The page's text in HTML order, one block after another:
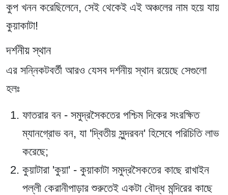
কুপ খনন করেছিলেনে, সেই থেকেই এই অঞ্চলের নাম হয়ে যায়
কুয়াকাটা!
দর্শনীয় স্থান
এর সন্নিকটবর্তী আরও যেসব দর্শনীয় স্থান রয়েছে সেগুলো
হলঃ
ফাতরার বন - সমুদ্রসৈকতের পশ্চিম দিকের সংরক্ষিত
ম্যানগ্রোভ বন, যা 'দ্বিতীয় সুন্দরবন' হিসেবে পরিচিতি লাভ
করেছে;
কুয়াটারা 'কুয়া' - কুয়াকাটা সমুদ্রসৈকতের কাছে রাখাইন
পল্লী কেরানীপাড়ার শুরুতেই একটা বৌদ্ধ মন্দিরের কাছে